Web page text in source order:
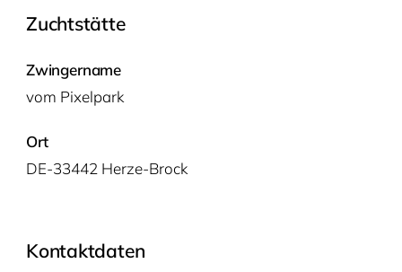
Zuchtstätte
Zwingername
vom Pixel­park
Ort
DE-33442 Herze-Brock
Kontaktdaten